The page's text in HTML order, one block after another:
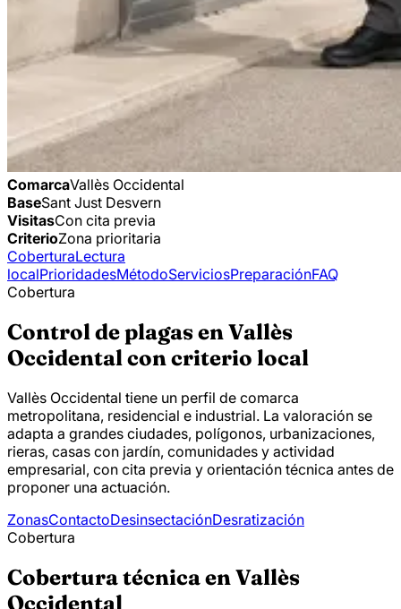
ComarcaVallès Occidental
BaseSant Just Desvern
VisitasCon cita previa
CriterioZona prioritaria
CoberturaLectura
localPrioridadesMétodoServiciosPreparaciónFAQ
Cobertura
Control de plagas en Vallès
Occidental con criterio local
Vallès Occidental tiene un perfil de comarca
metropolitana, residencial e industrial. La valoración se
adapta a grandes ciudades, polígonos, urbanizaciones,
rieras, casas con jardín, comunidades y actividad
empresarial, con cita previa y orientación técnica antes de
proponer una actuación.
ZonasContactoDesinsectaciónDesratización
Cobertura
Cobertura técnica en Vallès
Occidental